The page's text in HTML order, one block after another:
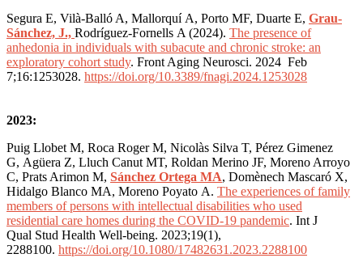
Segura E, Vilà-Balló A, Mallorquí A, Porto MF, Duarte E, Grau-
Sánchez, J., Rodríguez-Fornells A (2024). The presence of
anhedonia in individuals with subacute and chronic stroke: an
exploratory cohort study. Front Aging Neurosci. 2024 Feb
7;16:1253028. https://doi.org/10.3389/fnagi.2024.1253028
2023:
Puig Llobet M, Roca Roger M, Nicolàs Silva T, Pérez Gimenez
G, Agüera Z, Lluch Canut MT, Roldan Merino JF, Moreno Arroyo
C, Prats Arimon M, Sánchez Ortega MA, Domènech Mascaró X,
Hidalgo Blanco MA, Moreno Poyato A. The experiences of family
members of persons with intellectual disabilities who used
residential care homes during the COVID-19 pandemic. Int J
Qual Stud Health Well-being. 2023;19(1),
2288100. https://doi.org/10.1080/17482631.2023.2288100